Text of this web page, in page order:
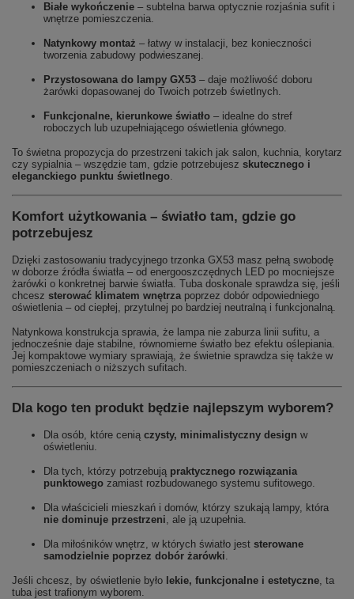
Białe wykończenie – subtelna barwa optycznie rozjaśnia sufit i
wnętrze pomieszczenia.
Natynkowy montaż – łatwy w instalacji, bez konieczności
tworzenia zabudowy podwieszanej.
Przystosowana do lampy GX53 – daje możliwość doboru
żarówki dopasowanej do Twoich potrzeb świetlnych.
Funkcjonalne, kierunkowe światło – idealne do stref
roboczych lub uzupełniającego oświetlenia głównego.
To świetna propozycja do przestrzeni takich jak salon, kuchnia, korytarz
czy sypialnia – wszędzie tam, gdzie potrzebujesz skutecznego i
eleganckiego punktu świetlnego.
Komfort użytkowania – światło tam, gdzie go
potrzebujesz
Dzięki zastosowaniu tradycyjnego trzonka GX53 masz pełną swobodę
w doborze źródła światła – od energooszczędnych LED po mocniejsze
żarówki o konkretnej barwie światła. Tuba doskonale sprawdza się, jeśli
chcesz sterować klimatem wnętrzapoprzez dobór odpowiedniego
oświetlenia – od ciepłej, przytulnej po bardziej neutralną i funkcjonalną.
Natynkowa konstrukcja sprawia, że lampa nie zaburza linii sufitu, a
jednocześnie daje stabilne, równomierne światło bez efektu oślepiania.
Jej kompaktowe wymiary sprawiają, że świetnie sprawdza się także w
pomieszczeniach o niższych sufitach.
Dla kogo ten produkt będzie najlepszym wyborem?
Dla osób, które cenią czysty, minimalistyczny design w
oświetleniu.
Dla tych, którzy potrzebują praktycznego rozwiązania
punktowego zamiast rozbudowanego systemu sufitowego.
Dla właścicieli mieszkań i domów, którzy szukają lampy, która
nie dominuje przestrzeni, ale ją uzupełnia.
Dla miłośników wnętrz, w których światło jest sterowane
samodzielnie poprzez dobór żarówki.
Jeśli chcesz, by oświetlenie było lekie, funkcjonalne i estetyczne, ta
tuba jest trafionym wyborem.